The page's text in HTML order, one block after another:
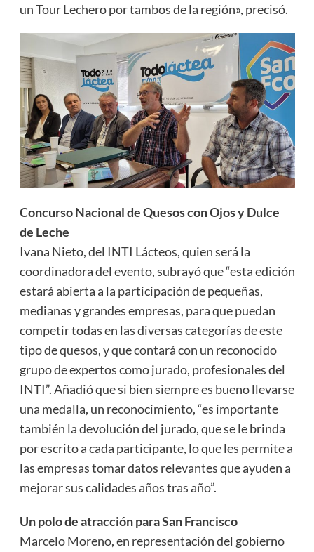
un Tour Lechero por tambos de la región», precisó.
Concurso Nacional de Quesos con Ojos y Dulce
de Leche
Ivana Nieto, del INTI Lácteos, quien será la
coordinadora del evento, subrayó que “esta edición
estará abierta a la participación de pequeñas,
medianas y grandes empresas, para que puedan
competir todas en las diversas categorías de este
tipo de quesos, y que contará con un reconocido
grupo de expertos como jurado, profesionales del
INTI”. Añadió que si bien siempre es bueno llevarse
una medalla, un reconocimiento, “es importante
también la devolución del jurado, que se le brinda
por escrito a cada participante, lo que les permite a
las empresas tomar datos relevantes que ayuden a
mejorar sus calidades años tras año”.
Un polo de atracción para San Francisco
Marcelo Moreno, en representación del gobierno